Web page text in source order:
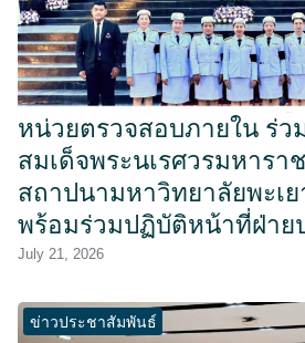
หน่วยตรวจสอบภายใน ร่ว
สมเด็จพระนเรศวรมหารา
สถาปนามหาวิทยาลัยพะเ
พร้อมร่วมปฏิบัติหน้าที่ฝ่าย
July 21, 2026
ข่าวประชาสัมพันธ์